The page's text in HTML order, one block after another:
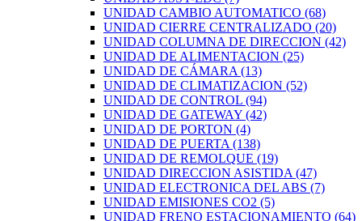
UNIDAD CAMBIO AUTOMATICO (68)
UNIDAD CIERRE CENTRALIZADO (20)
UNIDAD COLUMNA DE DIRECCION (42)
UNIDAD DE ALIMENTACION (25)
UNIDAD DE CÁMARA (13)
UNIDAD DE CLIMATIZACION (52)
UNIDAD DE CONTROL (94)
UNIDAD DE GATEWAY (42)
UNIDAD DE PORTON (4)
UNIDAD DE PUERTA (138)
UNIDAD DE REMOLQUE (19)
UNIDAD DIRECCION ASISTIDA (47)
UNIDAD ELECTRONICA DEL ABS (7)
UNIDAD EMISIONES CO2 (5)
UNIDAD FRENO ESTACIONAMIENTO (64)